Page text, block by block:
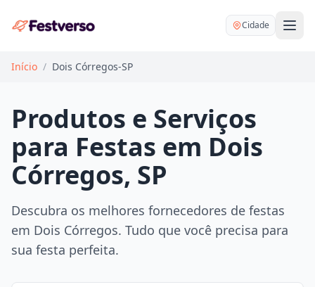
Cidade
Balões delivery
Decoração personalizada
Pegue e Monte
Festa na mesa
Mesas e cadeiras
Bartender
Buffet
DJ
Início / Dois Córregos-SP
Produtos e Serviços
para Festas em Dois
Córregos, SP
Descubra os melhores fornecedores de festas
em Dois Córregos. Tudo que você precisa para
sua festa perfeita.